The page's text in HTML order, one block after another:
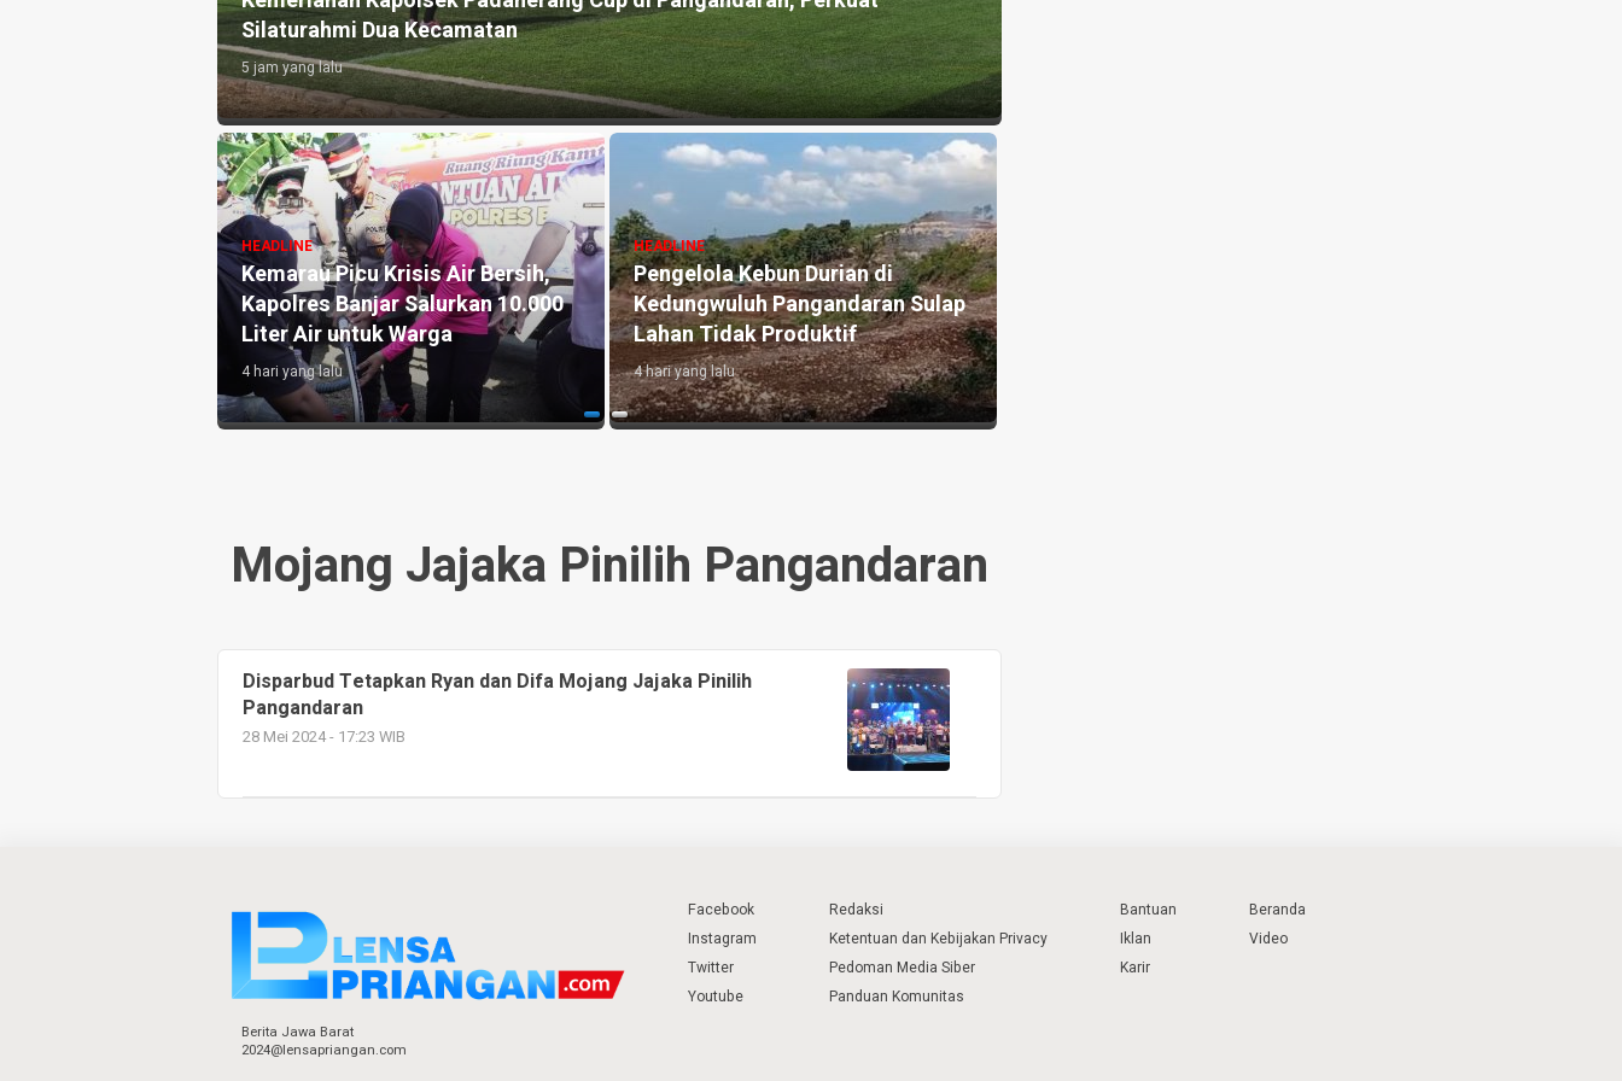
Pengelola Kebun Durian di
Kedungwuluh Pangandaran Sulap
Lahan Tidak Produktif ‎
dan Targetkan Ekspansi
1 minggu yang lalu
HEADLINE
Akhirnya, Tiga Anak Pemulung
Asal Bekasi Dapat Perhatian
Disdikpora Pangandaran, PGRI,
dan BAZNAS
1 minggu yang lalu
HEADLINE
Antara Guru dan AI: Peran
Pendidik Tetap Tak Tergantikan
di Era Kecerdasan Artifisial
1 minggu yang lalu
Mojang Jajaka Pinilih Pangandaran
Disparbud Tetapkan Ryan dan Difa Mojang Jajaka Pinilih
Pangandaran
28 Mei 2024 - 17:23 WIB
Berita Jawa Barat
2024@lensapriangan.com
Facebook
Instagram
Twitter
Youtube
Redaksi
Ketentuan dan Kebijakan Privacy
Pedoman Media Siber
Panduan Komunitas
Bantuan
Iklan
Karir
Beranda
Video